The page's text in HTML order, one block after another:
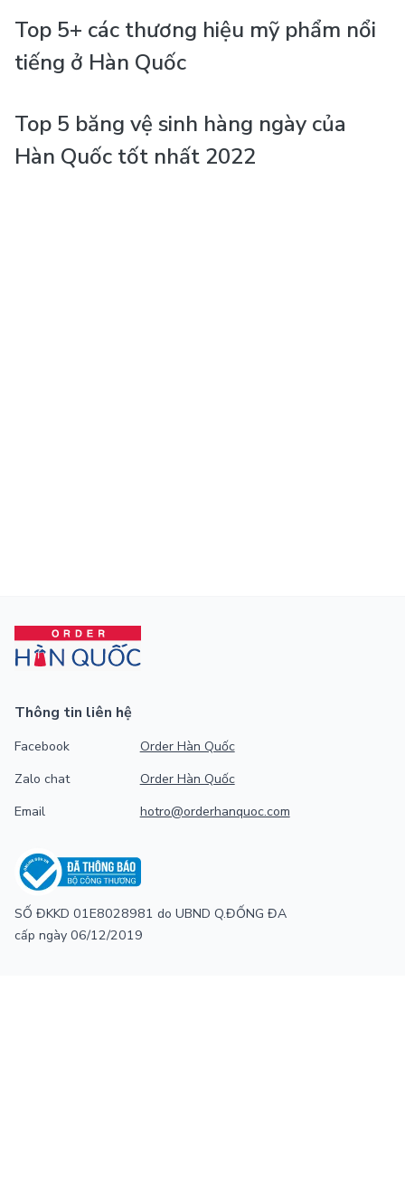
Top 5+ các thương hiệu mỹ phẩm nổi
tiếng ở Hàn Quốc
Top 5 băng vệ sinh hàng ngày của
Hàn Quốc tốt nhất 2022
Thông tin liên hệ
Facebook
Order Hàn Quốc
Zalo chat
Order Hàn Quốc
Email
hotro@orderhanquoc.com
SỐ ĐKKD 01E8028981 do UBND Q.ĐỐNG ĐA
cấp ngày 06/12/2019